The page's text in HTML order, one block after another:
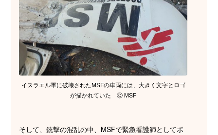
イスラエル軍に破壊されたMSFの車両には、大きく文字とロゴ
が描かれていた Ⓒ MSF
そして、銃撃の混乱の中、MSFで緊急看護師としてボ